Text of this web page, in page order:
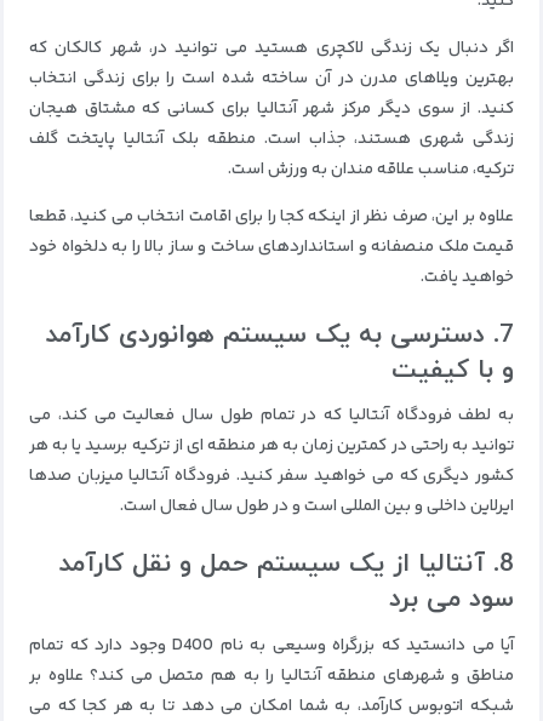
اگر دنبال یک زندگی لاکچری هستید می توانید در، شهر کالکان که
بهترین ویلاهای مدرن در آن ساخته شده است را برای زندگی انتخاب
کنید. از سوی دیگر مرکز شهر آنتالیا برای کسانی که مشتاق هیجان
زندگی شهری هستند، جذاب است. منطقه بلک آنتالیا پایتخت گلف
ترکیه، مناسب علاقه مندان به ورزش است.
علاوه بر این، صرف نظر از اینکه کجا را برای اقامت انتخاب می کنید، قطعا
قیمت ملک منصفانه و استانداردهای ساخت و ساز بالا را به دلخواه خود
خواهید یافت.
7. دسترسی به یک سیستم هوانوردی کارآمد
و با کیفیت
به لطف فرودگاه آنتالیا که در تمام طول سال فعالیت می کند، می
توانید به راحتی در کمترین زمان به هر منطقه ای از ترکیه برسید یا به هر
کشور دیگری که می خواهید سفر کنید. فرودگاه آنتالیا میزبان صدها
ایرلاین داخلی و بین المللی است و در طول سال فعال است.
8. آنتالیا از یک سیستم حمل و نقل کارآمد
سود می برد
آیا می دانستید که بزرگراه وسیعی به نام D400 وجود دارد که تمام
مناطق و شهرهای منطقه آنتالیا را به هم متصل می کند؟ علاوه بر
شبکه اتوبوس کارآمد، به شما امکان می دهد تا به هر کجا که می